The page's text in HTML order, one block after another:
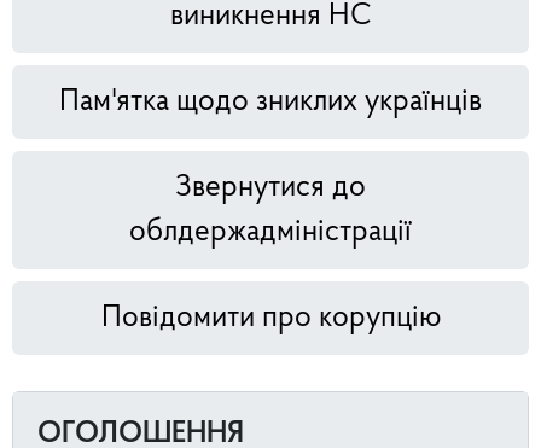
виникнення НС
Пам'ятка щодо зниклих українців
Звернутися до
облдержадміністрації
Повідомити про корупцію
ОГОЛОШЕННЯ